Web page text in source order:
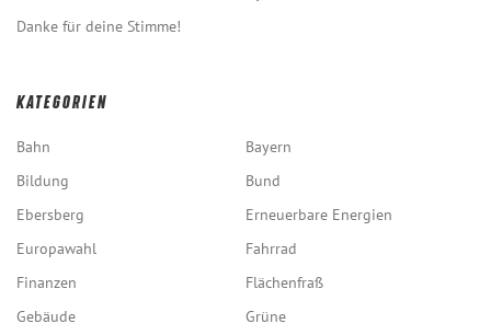
Danke für deine Stimme!
KATEGORIEN
Bahn
Bayern
Bildung
Bund
Ebersberg
Erneuerbare Energien
Europawahl
Fahrrad
Finanzen
Flächenfraß
Gebäude
Grüne